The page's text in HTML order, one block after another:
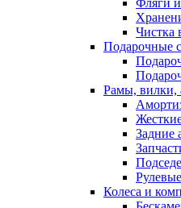
Чистка
Подарочные
Рамы, вилки,
Задние
Колеса и